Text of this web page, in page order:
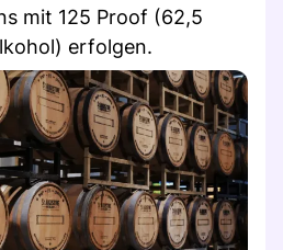
mit 125 Proof (62,5
erfolgen.